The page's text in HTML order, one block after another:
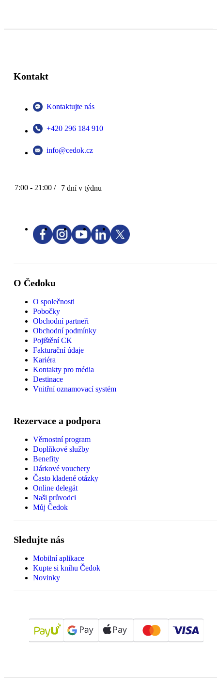
Kontakt
Kontaktujte nás
+420 296 184 910
info@cedok.cz
7:00 - 21:00 / 7 dní v týdnu
O Čedoku
O společnosti
Pobočky
Obchodní partneři
Obchodní podmínky
Pojištění CK
Fakturační údaje
Kariéra
Kontakty pro média
Destinace
Vnitřní oznamovací systém
Rezervace a podpora
Věrnostní program
Doplňkové služby
Benefity
Dárkové vouchery
Často kladené otázky
Online delegát
Naši průvodci
Můj Čedok
Sledujte nás
Mobilní aplikace
Kupte si knihu Čedok
Novinky